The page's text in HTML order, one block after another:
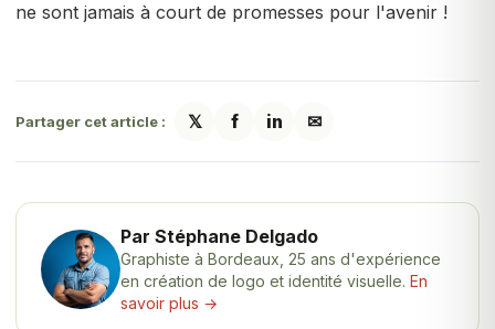
ne sont jamais à court de promesses pour l'avenir !
Partager cet article : 𝕏 f in ✉
Par Stéphane Delgado
Graphiste à Bordeaux, 25 ans d'expérience
en création de logo et identité visuelle. En
savoir plus →